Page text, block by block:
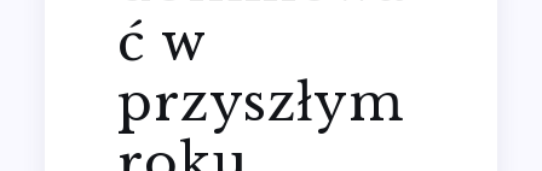
ć w
przyszłym